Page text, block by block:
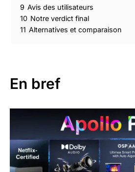
9 Avis des utilisateurs
10 Notre verdict final
11 Alternatives et comparaison
En bref